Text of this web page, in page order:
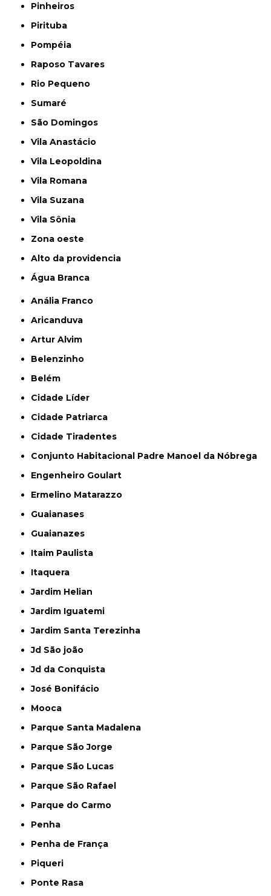
Pinheiros
Pirituba
Pompéia
Raposo Tavares
Rio Pequeno
Sumaré
São Domingos
Vila Anastácio
Vila Leopoldina
Vila Romana
Vila Suzana
Vila Sônia
Zona oeste
alto da providencia
Água Branca
Anália Franco
Aricanduva
Artur Alvim
Belenzinho
Belém
Cidade Líder
Cidade Patriarca
Cidade Tiradentes
Conjunto Habitacional Padre Manoel da Nóbrega
Engenheiro Goulart
Ermelino Matarazzo
Guaianases
Guaianazes
Itaim Paulista
Itaquera
Jardim Helian
Jardim Iguatemi
Jardim Santa Terezinha
Jd São joão
Jd da Conquista
José Bonifácio
Mooca
Parque Santa Madalena
Parque São Jorge
Parque São Lucas
Parque São Rafael
Parque do Carmo
Penha
Penha de França
Piqueri
Ponte Rasa